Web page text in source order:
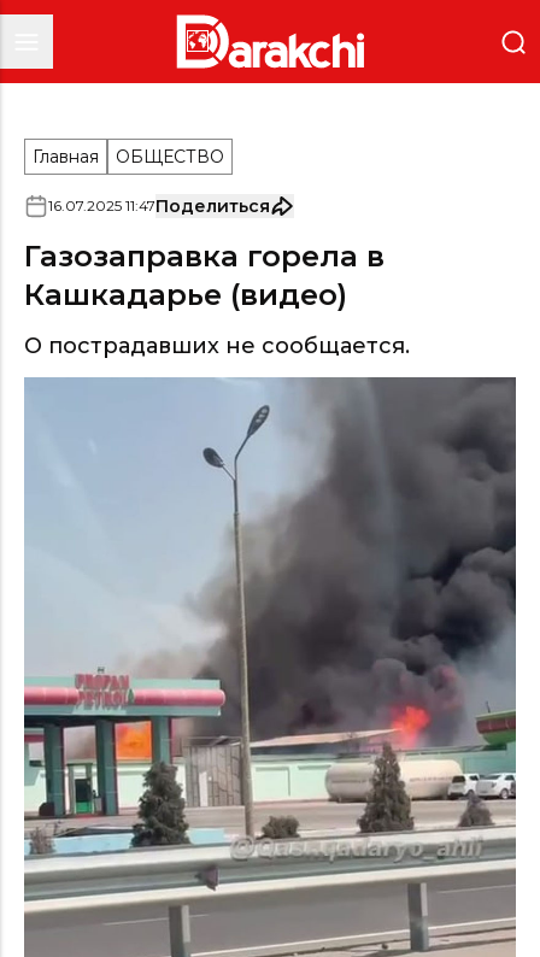
Главная ОБЩЕСТВО
16.07.2025 11:47Поделиться
Газозаправка горела в
Кашкадарье (видео)
О пострадавших не сообщается.